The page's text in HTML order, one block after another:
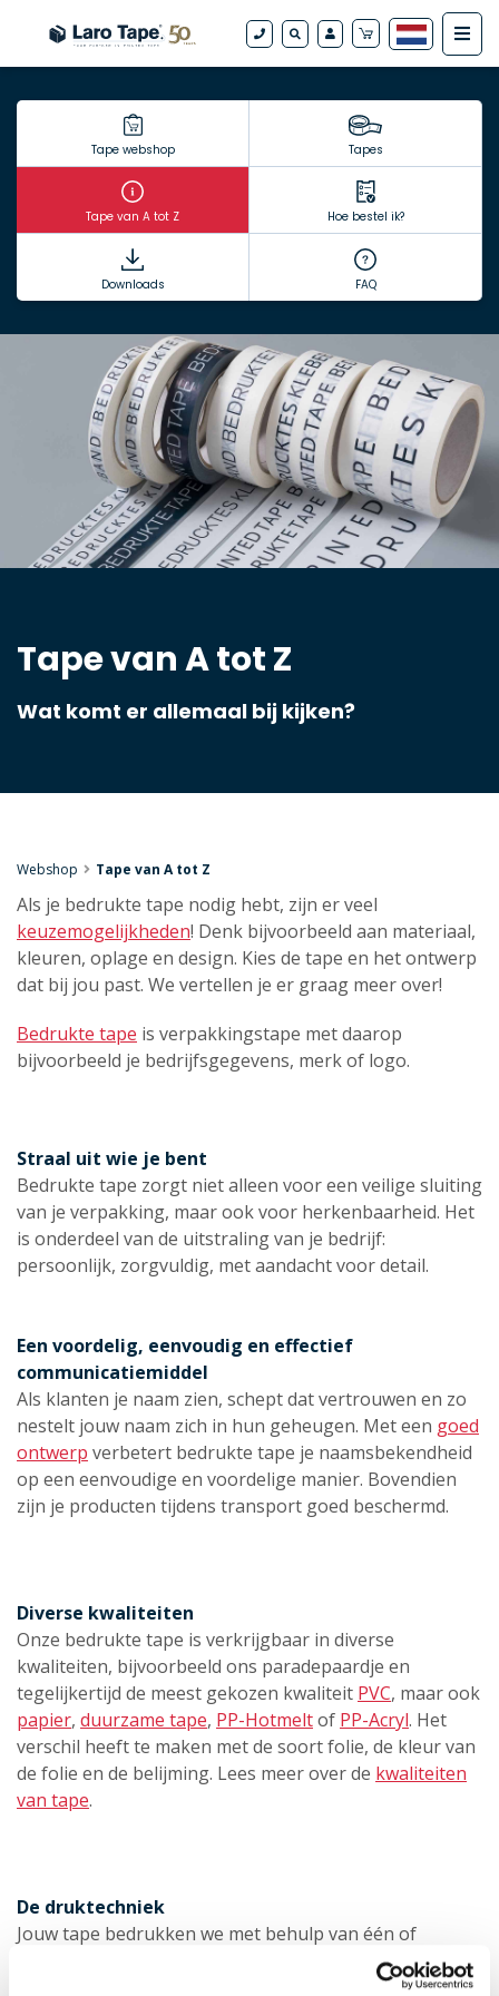
Tape webshop Tapes
Tape van A tot Z Hoe bestel ik?
Downloads FAQ
Tape van A tot Z
Wat komt er allemaal bij kijken?
Webshop Tape van A tot Z
Als je bedrukte tape nodig hebt, zijn er veel
keuzemogelijkheden! Denk bijvoorbeeld aan materiaal,
kleuren, oplage en design. Kies de tape en het ontwerp
dat bij jou past. We vertellen je er graag meer over!
Bedrukte tape is verpakkingstape met daarop
bijvoorbeeld je bedrijfsgegevens, merk of logo.
Straal uit wie je bent
Bedrukte tape zorgt niet alleen voor een veilige sluiting
van je verpakking, maar ook voor herkenbaarheid. Het
is onderdeel van de uitstraling van je bedrijf:
persoonlijk, zorgvuldig, met aandacht voor detail.
Een voordelig, eenvoudig en effectief
communicatiemiddel
Als klanten je naam zien, schept dat vertrouwen en zo
nestelt jouw naam zich in hun geheugen. Met een goed
ontwerp verbetert bedrukte tape je naamsbekendheid
op een eenvoudige en voordelige manier. Bovendien
zijn je producten tijdens transport goed beschermd.
Diverse kwaliteiten
Onze bedrukte tape is verkrijgbaar in diverse
kwaliteiten, bijvoorbeeld ons paradepaardje en
tegelijkertijd de meest gekozen kwaliteit PVC, maar ook
papier, duurzame tape, PP-Hotmeltof PP-Acryl. Het
verschil heeft te maken met de soort folie, de kleur van
de folie en de belijming. Lees meer over de kwaliteiten
van tape.
De druktechniek
Jouw tape bedrukken we met behulp van één of
meerdere clichés. Zo’n cliché is enigszins te vergelijken
met een stempel. Het is een plaat van foto polymeer,